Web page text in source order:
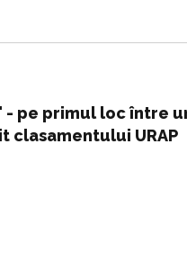
- pe primul loc între
clasamentului URAP